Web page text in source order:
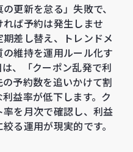
更新を怠る」失敗で、
ば予約は発生しませ
差し替え、トレンドメ
維持を運用ルール化す
、「クーポン乱発で利
予約数を追いかけて割
益率が低下します。ク
を月次で確認し、利益
る運用が現実的です。